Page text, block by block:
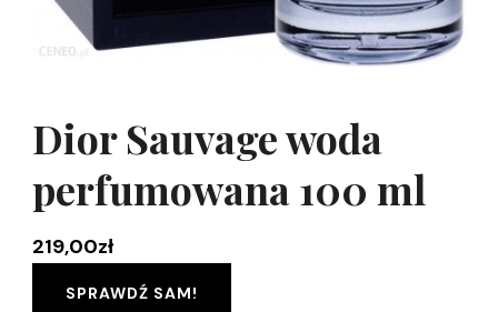
Dior Sauvage woda
perfumowana 100 ml
219,00zł
SPRAWDŹ SAM!